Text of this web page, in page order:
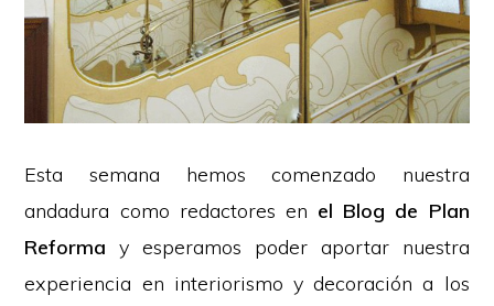
Esta semana hemos comenzado nuestra
andadura como redactores en el Blog de Plan
Reforma y esperamos poder aportar nuestra
experiencia en interiorismo y decoración a los